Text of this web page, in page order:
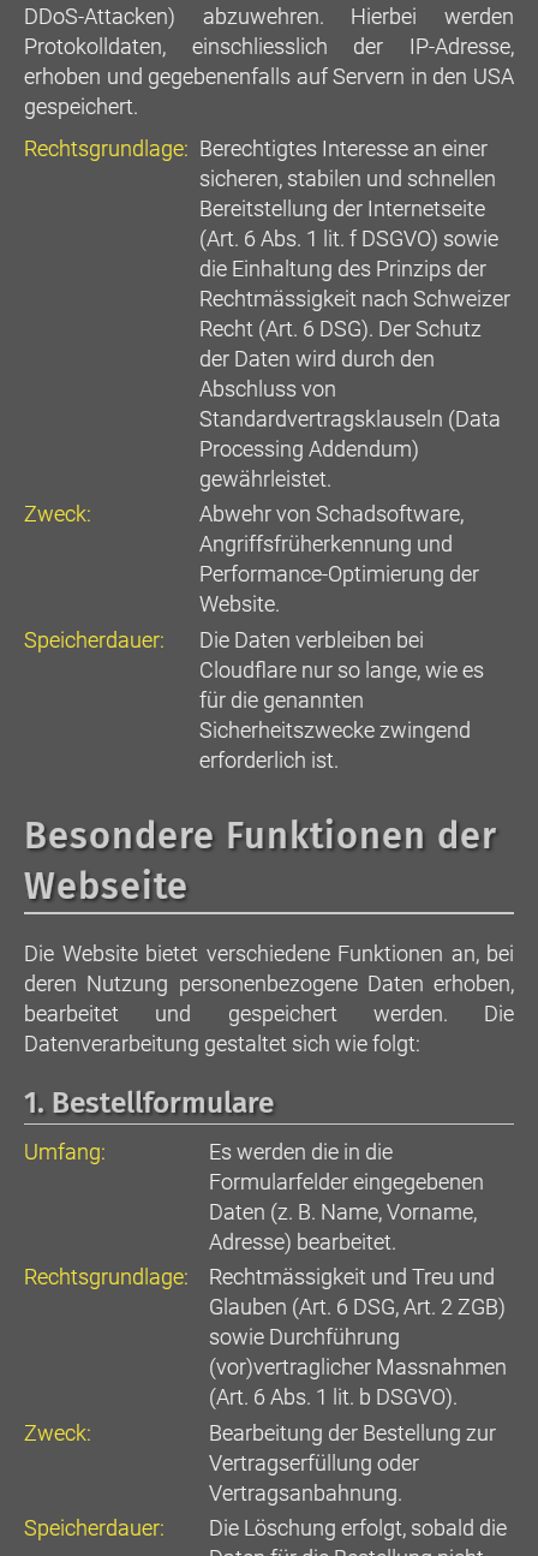
DDoS-Attacken) abzuwehren. Hierbei werden
Protokolldaten, einschliesslich der IP-Adresse,
erhoben und gegebenenfalls auf Servern in den USA
gespeichert.
Rechtsgrundlage: Berechtigtes Interesse an einer
sicheren, stabilen und schnellen
Bereitstellung der Internetseite
(Art. 6 Abs. 1 lit. f DSGVO) sowie
die Einhaltung des Prinzips der
Rechtmässigkeit nach Schweizer
Recht (Art. 6 DSG). Der Schutz
der Daten wird durch den
Abschluss von
Standardvertragsklauseln (Data
Processing Addendum)
gewährleistet.
Zweck:
Abwehr von Schadsoftware,
Angriffsfrüherkennung und
Performance-Optimierung der
Website.
Speicherdauer:
Die Daten verbleiben bei
Cloudflare nur so lange, wie es
für die genannten
Sicherheitszwecke zwingend
erforderlich ist.
Besondere Funktionen der
Webseite
Die Website bietet verschiedene Funktionen an, bei
deren Nutzung personenbezogene Daten erhoben,
bearbeitet und gespeichert werden. Die
Datenverarbeitung gestaltet sich wie folgt:
1. Bestellformulare
Umfang:
Es werden die in die
Formularfelder eingegebenen
Daten (z. B. Name, Vorname,
Adresse) bearbeitet.
Rechtsgrundlage:
Rechtmässigkeit und Treu und
Glauben (Art. 6 DSG, Art. 2 ZGB)
sowie Durchführung
(vor)vertraglicher Massnahmen
(Art. 6 Abs. 1 lit. b DSGVO).
Zweck:
Bearbeitung der Bestellung zur
Vertragserfüllung oder
Vertragsanbahnung.
Speicherdauer:
Die Löschung erfolgt, sobald die